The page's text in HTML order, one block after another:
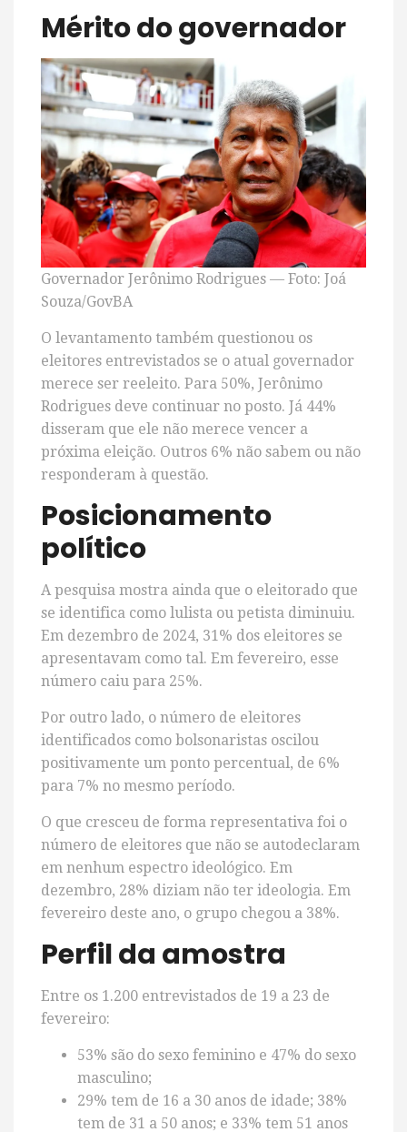
Mérito do governador
Governador Jerônimo Rodrigues — Foto: Joá
Souza/GovBA
O levantamento também questionou os
eleitores entrevistados se o atual governador
merece ser reeleito. Para 50%, Jerônimo
Rodrigues deve continuar no posto. Já 44%
disseram que ele não merece vencer a
próxima eleição. Outros 6% não sabem ou não
responderam à questão.
Posicionamento
político
A pesquisa mostra ainda que o eleitorado que
se identifica como lulista ou petista diminuiu.
Em dezembro de 2024, 31% dos eleitores se
apresentavam como tal. Em fevereiro, esse
número caiu para 25%.
Por outro lado, o número de eleitores
identificados como bolsonaristas oscilou
positivamente um ponto percentual, de 6%
para 7% no mesmo período.
O que cresceu de forma representativa foi o
número de eleitores que não se autodeclaram
em nenhum espectro ideológico. Em
dezembro, 28% diziam não ter ideologia. Em
fevereiro deste ano, o grupo chegou a 38%.
Perfil da amostra
Entre os 1.200 entrevistados de 19 a 23 de
fevereiro:
53% são do sexo feminino e 47% do sexo
masculino;
29% tem de 16 a 30 anos de idade; 38%
tem de 31 a 50 anos; e 33% tem 51 anos